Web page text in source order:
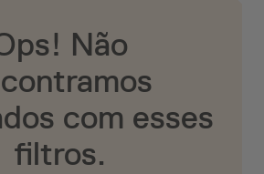
Não
com esses
filtros.